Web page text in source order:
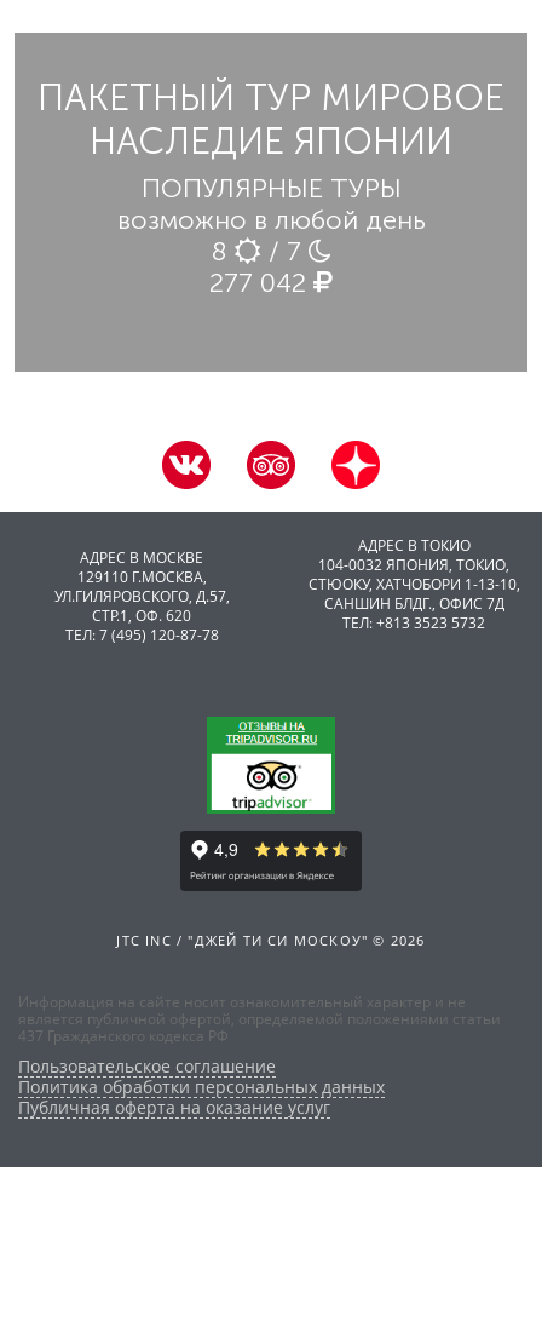
ПАКЕТНЫЙ ТУР МИРОВОЕ
НАСЛЕДИЕ ЯПОНИИ
ПОПУЛЯРНЫЕ ТУРЫ
возможно в любой день
8
/ 7
277 042
АДРЕС В МОСКВЕ
129110 Г.МОСКВА,
УЛ.ГИЛЯРОВСКОГО, Д.57,
СТР.1, ОФ. 620
ТЕЛ: 7 (495) 120-87-78
АДРЕС В ТОКИО
104-0032 ЯПОНИЯ, ТОКИО,
CТЮОКУ, ХАТЧОБОРИ 1-13-10,
САНШИН БЛДГ., ОФИС 7Д
ТЕЛ: +813 3523 5732
JTC INC / "ДЖЕЙ ТИ СИ МОСКОУ" © 2026
Информация на сайте носит ознакомительный характер и не
является публичной офертой, определяемой положениями статьи
437 Гражданского кодекса РФ
Пользовательское соглашение
Политика обработки персональных данных
Публичная оферта на оказание услуг